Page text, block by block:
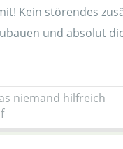
Kein störendes
und absolut
niemand hilfreich